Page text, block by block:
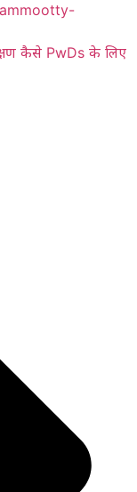
कैसे PwDs के लिए